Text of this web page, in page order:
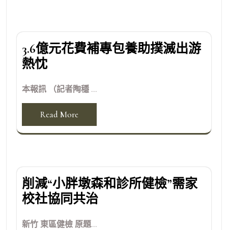
3.6億元花費補專包養助撲滅出游
熱忱
本報訊 （記者陶穩 ...
Read More
削減“小胖墩森和診所健檢”需家
校社協同共治
新竹 東區健檢 原題...